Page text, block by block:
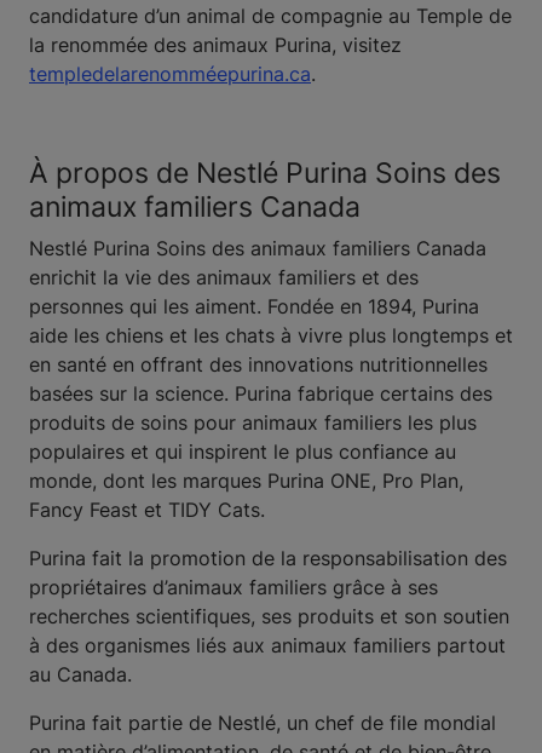
candidature d’un animal de compagnie au Temple de
la renommée des animaux Purina, visitez
templedelarenomméepurina.ca.
À propos de Nestlé Purina Soins des
animaux familiers Canada
Nestlé Purina Soins des animaux familiers Canada
enrichit la vie des animaux familiers et des
personnes qui les aiment. Fondée en 1894, Purina
aide les chiens et les chats à vivre plus longtemps et
en santé en offrant des innovations nutritionnelles
basées sur la science. Purina fabrique certains des
produits de soins pour animaux familiers les plus
populaires et qui inspirent le plus confiance au
monde, dont les marques Purina ONE, Pro Plan,
Fancy Feast et TIDY Cats.
Purina fait la promotion de la responsabilisation des
propriétaires d’animaux familiers grâce à ses
recherches scientifiques, ses produits et son soutien
à des organismes liés aux animaux familiers partout
au Canada.
Purina fait partie de Nestlé, un chef de file mondial